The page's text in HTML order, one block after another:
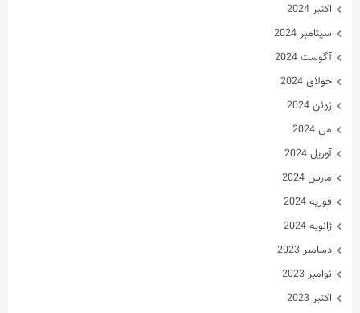
اکتبر 2024
سپتامبر 2024
آگوست 2024
جولای 2024
ژوئن 2024
می 2024
آوریل 2024
مارس 2024
فوریه 2024
ژانویه 2024
دسامبر 2023
نوامبر 2023
اکتبر 2023